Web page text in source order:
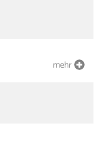
mehr